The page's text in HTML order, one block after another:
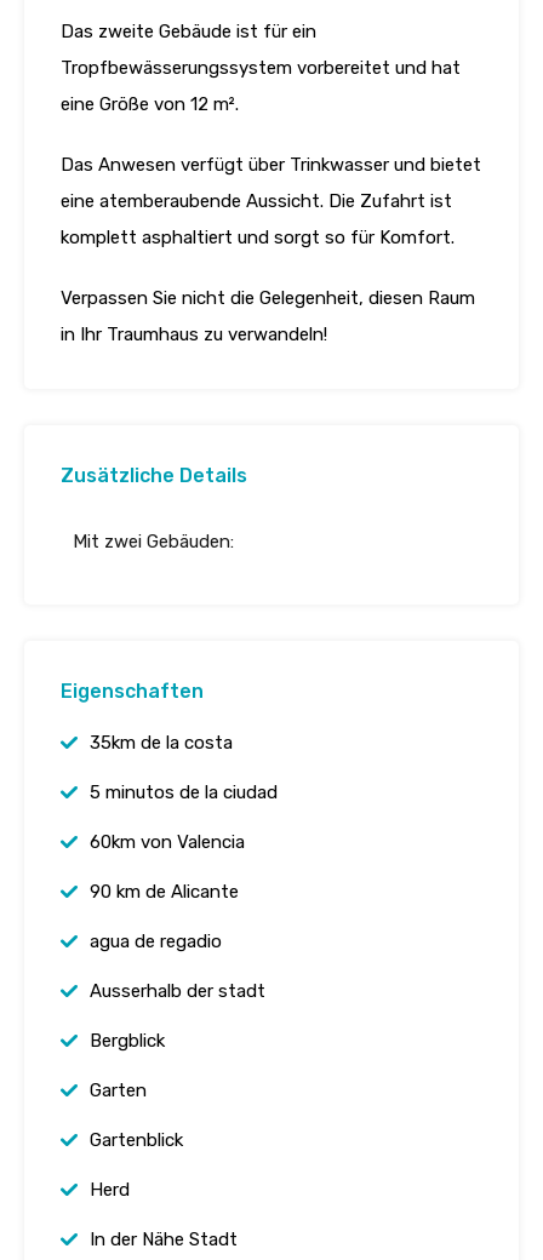
Das zweite Gebäude ist für ein
Tropfbewässerungssystem vorbereitet und hat
eine Größe von 12 m².
Das Anwesen verfügt über Trinkwasser und bietet
eine atemberaubende Aussicht. Die Zufahrt ist
komplett asphaltiert und sorgt so für Komfort.
Verpassen Sie nicht die Gelegenheit, diesen Raum
in Ihr Traumhaus zu verwandeln!
Zusätzliche Details
Mit zwei Gebäuden:
Eigenschaften
35km de la costa
5 minutos de la ciudad
60km von Valencia
90 km de Alicante
agua de regadio
Ausserhalb der stadt
Bergblick
Garten
Gartenblick
Herd
In der Nähe Stadt